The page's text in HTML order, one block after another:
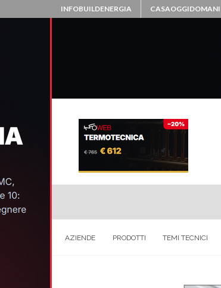
INFOBUILDENERGIA CASAOGGIDOMANI
AZIENDE PRODOTTI TEMI TECNICI